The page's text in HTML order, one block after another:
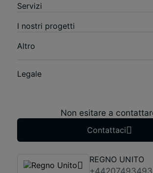
Servizi
I nostri progetti
Altro
Legale
Non esitare a
Contattaci
REGNO UNITO